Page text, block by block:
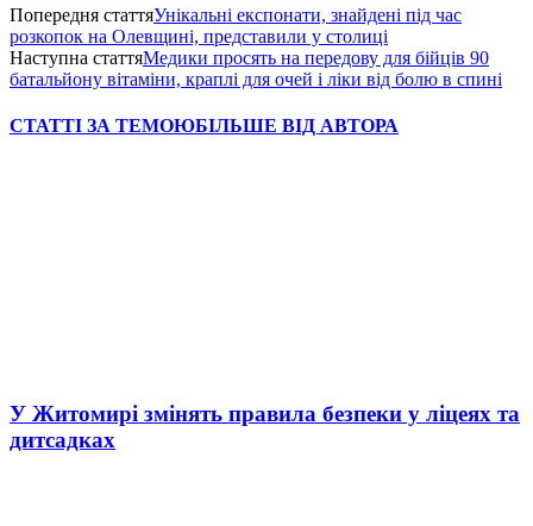
Попередня статтяУнікальні експонати, знайдені під час
розкопок на Олевщині, представили у столиці
Наступна статтяМедики просять на передову для бійців 90
батальйону вітаміни, краплі для очей і ліки від болю в спині
СТАТТІ ЗА ТЕМОЮБІЛЬШЕ ВІД АВТОРА
У Житомирі змінять правила безпеки у ліцеях та
дитсадках